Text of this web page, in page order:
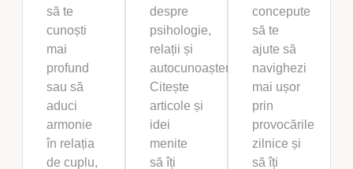
să te
cunoști
mai
profund
sau să
aduci
armonie
în relația
de cuplu,
despre
psihologie,
relații și
autocunoaștere.
Citește
articole și
idei
menite
să îți
concepute
să te
ajute să
navighezi
mai ușor
prin
provocările
zilnice și
să îți